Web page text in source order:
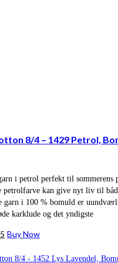
8/4 – 1429 Petrol,
i petrol perfekt til sommerens
petrolfarve kan give nyt liv til
garn i 100 % bomuld er
karklude og det yndigste
Den
pris
Buy Now